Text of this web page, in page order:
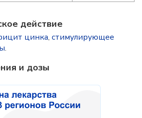
действие
цинка, стимулирующее
.
и дозы